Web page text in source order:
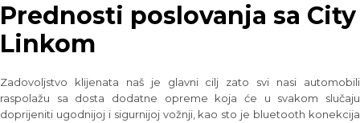
Prednosti poslovanja sa City
Linkom
Zadovoljstvo klijenata naš je glavni cilj zato svi nasi automobili
raspolažu sa dosta dodatne opreme koja će u svakom slučaju
doprijeniti ugodnijoj i sigurnijoj vožnji, kao sto je bluetooth konekcija